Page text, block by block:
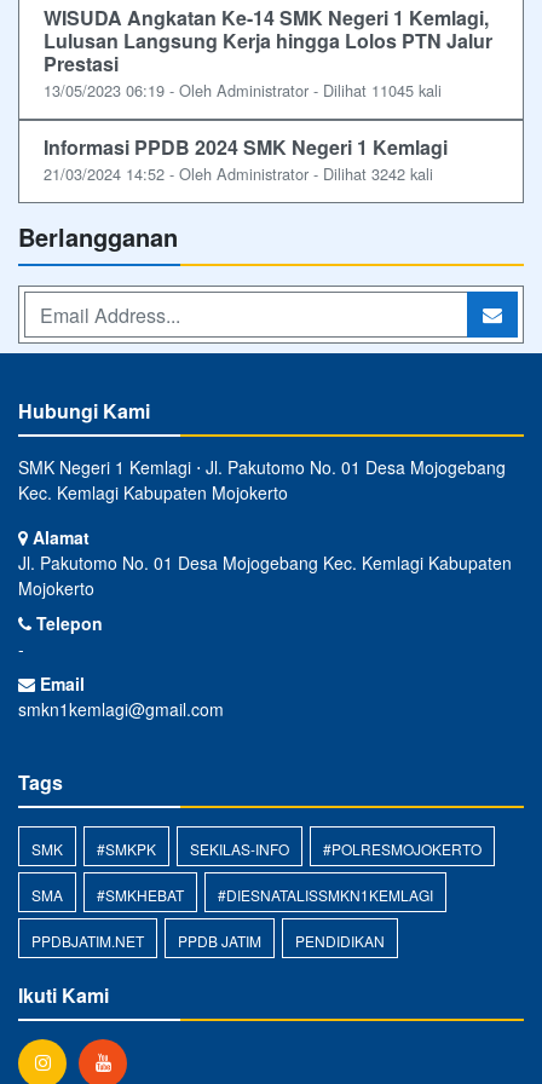
WISUDA Angkatan Ke-14 SMK Negeri 1 Kemlagi,
Lulusan Langsung Kerja hingga Lolos PTN Jalur
Prestasi
13/05/2023 06:19 - Oleh Administrator - Dilihat 11045 kali
Informasi PPDB 2024 SMK Negeri 1 Kemlagi
21/03/2024 14:52 - Oleh Administrator - Dilihat 3242 kali
Berlangganan
Hubungi Kami
SMK Negeri 1 Kemlagi ⋅ Jl. Pakutomo No. 01 Desa Mojogebang
Kec. Kemlagi Kabupaten Mojokerto
Alamat
Jl. Pakutomo No. 01 Desa Mojogebang Kec. Kemlagi Kabupaten
Mojokerto
Telepon
-
Email
smkn1kemlagi@gmail.com
Tags
SMK #SMKPK SEKILAS-INFO #POLRESMOJOKERTO
SMA #SMKHEBAT #DIESNATALISSMKN1KEMLAGI
PPDBJATIM.NET PPDB JATIM PENDIDIKAN
Ikuti Kami